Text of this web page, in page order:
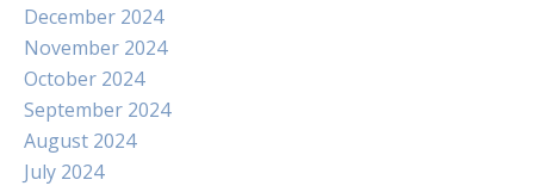
December 2024
November 2024
October 2024
September 2024
August 2024
July 2024